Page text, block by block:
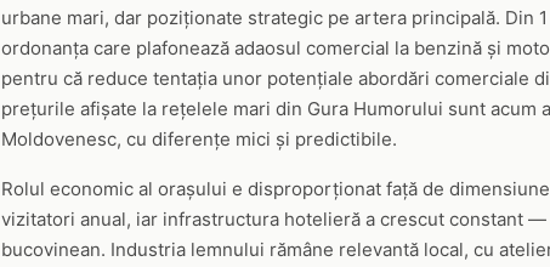
urbane mari, dar poziționate strategic pe artera principală. Din
ordonanța care plafonează adaosul comercial la benzină și
pentru că reduce tentația unor potențiale abordări comerciale
prețurile afișate la rețelele mari din Gura Humorului sunt acum
Moldovenesc, cu diferențe mici și predictibile.
Rolul economic al orașului e disproporționat față de
vizitatori anual, iar infrastructura hotelieră a crescut constant
bucovinean. Industria lemnului rămâne relevantă local, cu